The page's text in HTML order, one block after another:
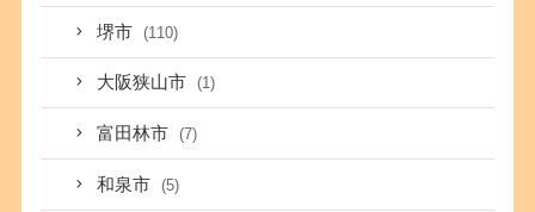
堺市 (110)
大阪狭山市 (1)
富田林市 (7)
和泉市 (5)